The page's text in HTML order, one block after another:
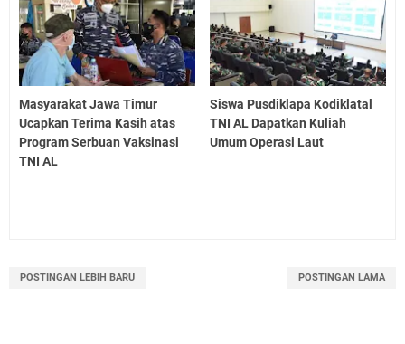
Masyarakat Jawa Timur
Ucapkan Terima Kasih atas
Program Serbuan Vaksinasi
TNI AL
Siswa Pusdiklapa Kodiklatal
TNI AL Dapatkan Kuliah
Umum Operasi Laut
POSTINGAN LEBIH BARU POSTINGAN LAMA